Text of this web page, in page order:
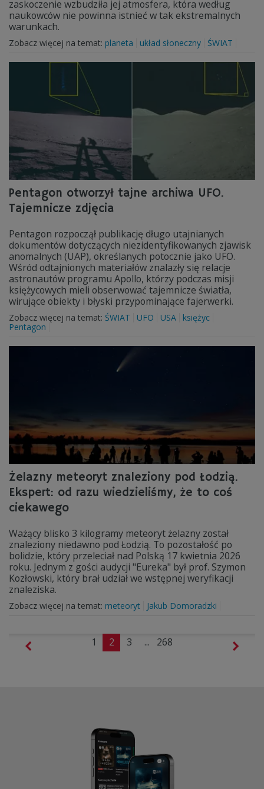
zaskoczenie wzbudziła jej atmosfera, która według
naukowców nie powinna istnieć w tak ekstremalnych
warunkach.
Zobacz więcej na temat: planeta układ słoneczny ŚWIAT
Pentagon otworzył tajne archiwa UFO.
Tajemnicze zdjęcia
Pentagon rozpoczął publikację długo utajnianych
dokumentów dotyczących niezidentyfikowanych zjawisk
anomalnych (UAP), określanych potocznie jako UFO.
Wśród odtajnionych materiałów znalazły się relacje
astronautów programu Apollo, którzy podczas misji
księżycowych mieli obserwować tajemnicze światła,
wirujące obiekty i błyski przypominające fajerwerki.
Zobacz więcej na temat: ŚWIAT UFO USA
księżyc
Pentagon
Żelazny meteoryt znaleziony pod Łodzią.
Ekspert: od razu wiedzieliśmy, że to coś
ciekawego
Ważący blisko 3 kilogramy meteoryt żelazny został
znaleziony niedawno pod Łodzią. To pozostałość po
bolidzie, który przeleciał nad Polską 17 kwietnia 2026
roku. Jednym z gości audycji "Eureka" był prof. Szymon
Kozłowski, który brał udział we wstępnej weryfikacji
znaleziska.
Zobacz więcej na temat: meteoryt Jakub Domoradzki
1 2 3 ... 268